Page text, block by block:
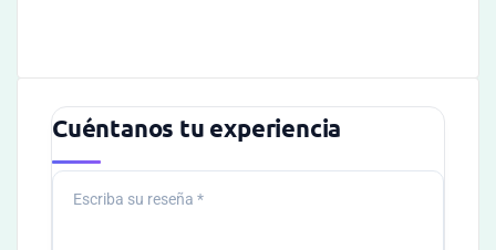
Cuéntanos tu experiencia